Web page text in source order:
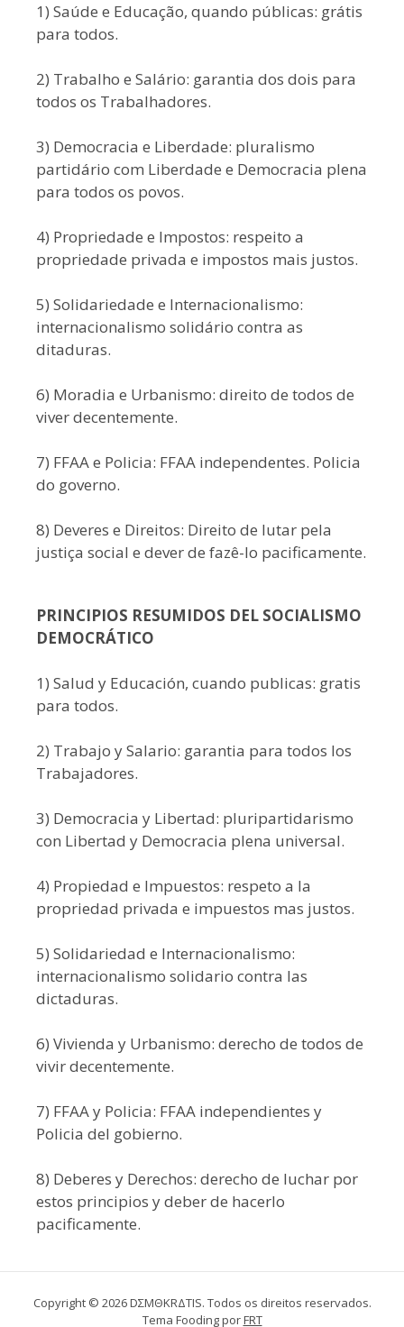
1) Saúde e Educação, quando públicas: grátis
para todos.
2) Trabalho e Salário: garantia dos dois para
todos os Trabalhadores.
3) Democracia e Liberdade: pluralismo
partidário com Liberdade e Democracia plena
para todos os povos.
4) Propriedade e Impostos: respeito a
propriedade privada e impostos mais justos.
5) Solidariedade e Internacionalismo:
internacionalismo solidário contra as
ditaduras.
6) Moradia e Urbanismo: direito de todos de
viver decentemente.
7) FFAA e Policia: FFAA independentes. Policia
do governo.
8) Deveres e Direitos: Direito de lutar pela
justiça social e dever de fazê-lo pacificamente.
PRINCIPIOS RESUMIDOS DEL SOCIALISMO
DEMOCRÁTICO
1) Salud y Educación, cuando publicas: gratis
para todos.
2) Trabajo y Salario: garantia para todos los
Trabajadores.
3) Democracia y Libertad: pluripartidarismo
con Libertad y Democracia plena universal.
4) Propiedad e Impuestos: respeto a la
propriedad privada e impuestos mas justos.
5) Solidariedad e Internacionalismo:
internacionalismo solidario contra las
dictaduras.
6) Vivienda y Urbanismo: derecho de todos de
vivir decentemente.
7) FFAA y Policia: FFAA independientes y
Policia del gobierno.
8) Deberes y Derechos: derecho de luchar por
estos principios y deber de hacerlo
pacificamente.
Copyright © 2026 DΣMΘKRΔTIS. Todos os direitos reservados.
Tema Fooding porFRT